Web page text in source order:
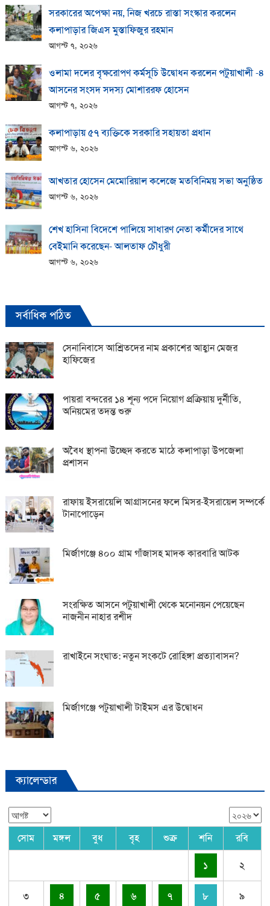
সরকারের অপেক্ষা নয়, নিজ খরচে রাস্তা সংস্কার করলেন
কলাপাড়ার জিএস মুস্তাফিজুর রহমান
আগস্ট ৭, ২০২৬
ওলামা দলের বৃক্ষরোপণ কর্মসূচি উদ্বোধন করলেন পটুয়াখালী -৪
আসনের সংসদ সদস্য মোশাররফ হোসেন
আগস্ট ৭, ২০২৬
কলাপাড়ায় ​৫৭ ব্যক্তিকে সরকারি সহায়তা প্রধান
আগস্ট ৬, ২০২৬
আখতার হোসেন মেমোরিয়াল কলেজে মতবিনিময় সভা অনুষ্ঠিত
আগস্ট ৬, ২০২৬
শেখ হাসিনা বিদেশে পালিয়ে সাধারণ নেতা কর্মীদের সাথে
বেইমানি করেছেন- আলতাফ চৌধুরী
আগস্ট ৬, ২০২৬
সর্বাধিক পঠিত
সেনানিবাসে আশ্রিতদের নাম প্রকাশের আহ্বান মেজর
হাফিজের
পায়রা বন্দরের ১৪ শূন্য পদে নিয়োগ প্রক্রিয়ায় দুর্নীতি,
অনিয়মের তদন্ত শুরু
অবৈধ স্থাপনা উচ্ছেদ করতে মাঠে কলাপাড়া উপজেলা
প্রশাসন
রাফায় ইসরায়েলি আগ্রাসনের ফলে মিসর-ইসরায়েল সম্পর্কে
টানাপোড়েন
মির্জাগঞ্জে ৪০০ গ্রাম গাঁজাসহ মাদক কারবারি আটক
সংরক্ষিত আসনে পটুয়াখালী থেকে মনোনয়ন পেয়েছেন
নাজনীন নাহার রশীদ
রাখাইনে সংঘাত: নতুন সংকটে রোহিঙ্গা প্রত্যাবাসন?
মির্জাগঞ্জে পটুয়াখালী টাইমস এর উদ্বোধন
ক্যালেন্ডার
সোম মঙ্গল বুধ বৃহ শুক্র শনি রবি
১ ২
৩ ৪ ৫ ৬ ৭ ৮ ৯